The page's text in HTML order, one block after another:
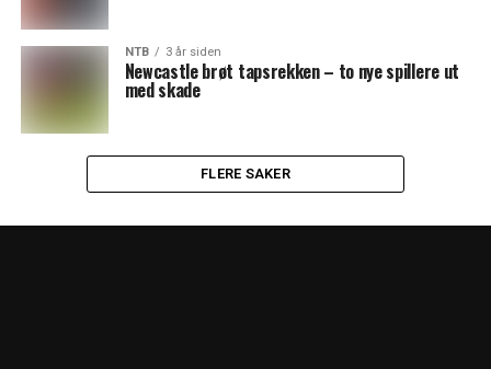
NTB 3 år siden
Newcastle brøt tapsrekken – to nye spillere ut
med skade
FLERE SAKER